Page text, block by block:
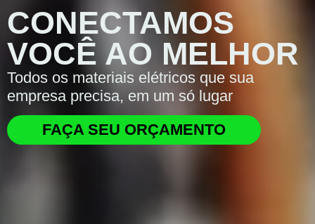
CONECTAMOS
VOCÊ AO MELHOR
Todos os materiais elétricos que sua
empresa precisa, em um só lugar
FAÇA SEU ORÇAMENTO